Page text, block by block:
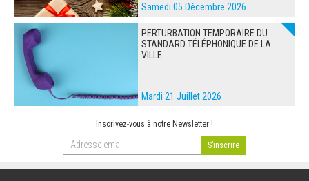
Samedi 05 Décembre 2026
PERTURBATION TEMPORAIRE DU
STANDARD TÉLÉPHONIQUE DE LA
VILLE
Mardi 21 Juillet 2026
Inscrivez-vous à notre Newsletter !